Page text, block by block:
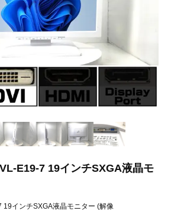
E19-7 19インチSXGA液晶モ
19インチSXGA液晶モニター (解像